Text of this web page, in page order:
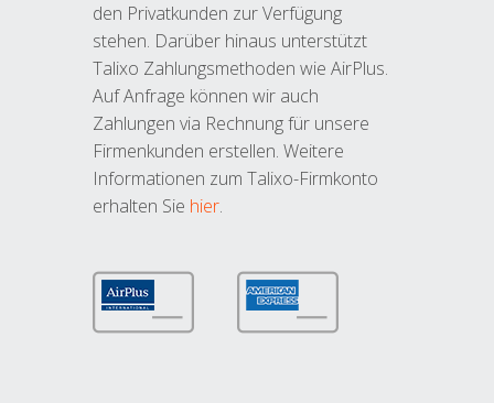
den Privatkunden zur Verfügung
stehen. Darüber hinaus unterstützt
Talixo Zahlungsmethoden wie AirPlus.
Auf Anfrage können wir auch
Zahlungen via Rechnung für unsere
Firmenkunden erstellen. Weitere
Informationen zum Talixo-Firmkonto
erhalten Sie hier.